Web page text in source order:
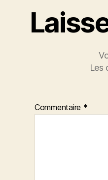
Les
Commentaire *